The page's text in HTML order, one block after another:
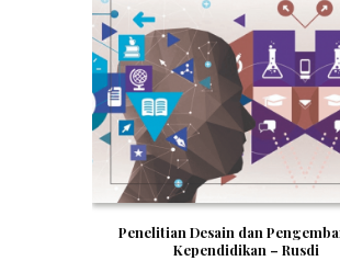
Penelitian Desain dan
Kependidikan – Rusdi